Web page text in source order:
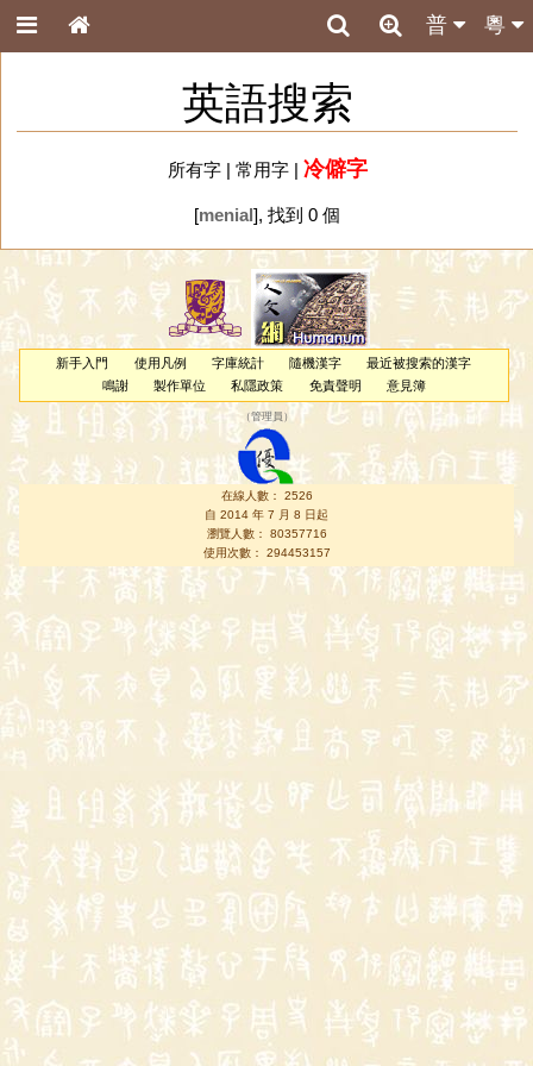
粵
普
英語搜索
所有字| 常用字| 冷僻字
[menial], 找到 0 個
新手入門 使用凡例 字庫統計 隨機漢字
最近被搜索的漢字
鳴謝
製作單位 私隱政策 免責聲明 意見簿
（管理員 ）
在線人數： 2526
自 2014 年 7 月 8 日起
瀏覽人數： 80357716
使用次數： 294453157